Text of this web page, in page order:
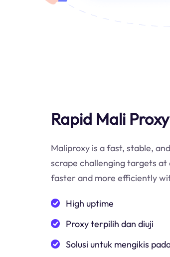
Rapid Mali
Maliproxy is a fast, stable,
scrape challenging targets at
faster and more efficiently
High uptime
Proxy terpilih dan diuji
Solusi untuk mengikis